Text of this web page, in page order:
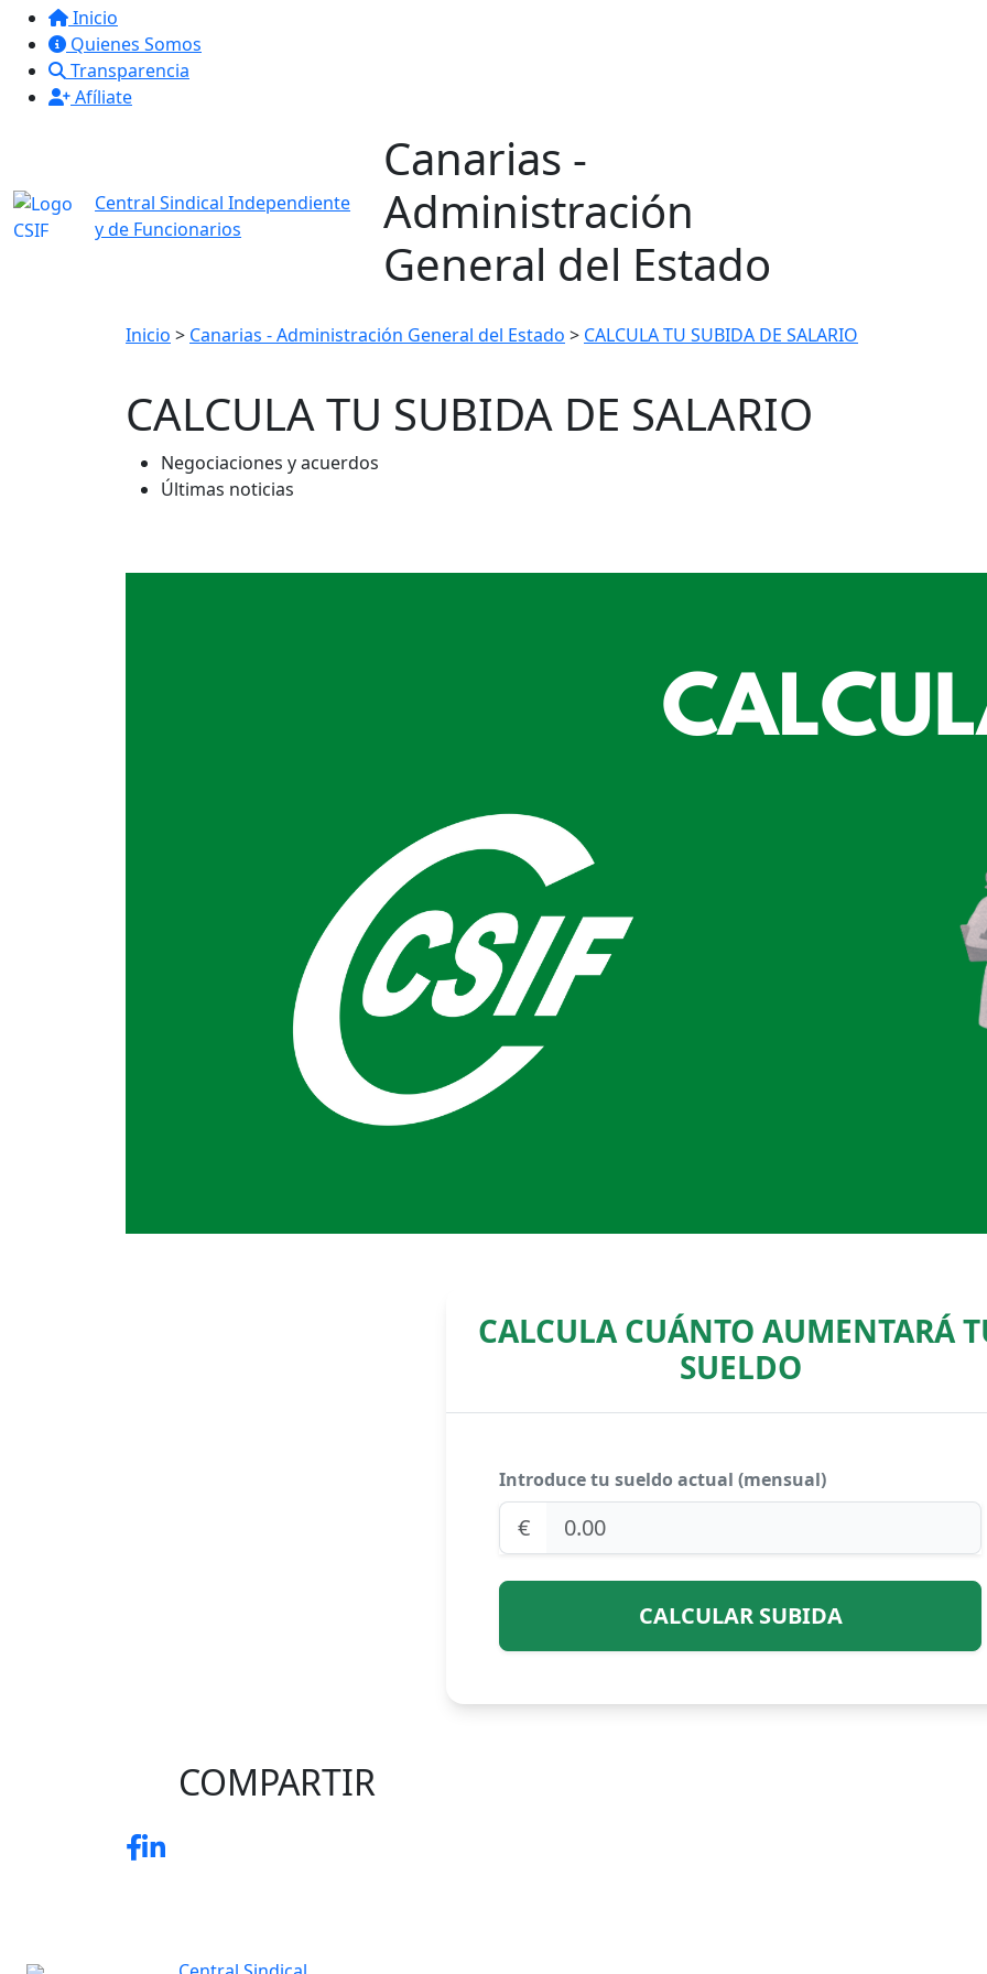
Inicio
Quienes Somos
Transparencia
Afíliate
Central Sindical Independiente
y de Funcionarios
Canarias -
Administración
General del Estado
Inicio > Canarias - Administración General del Estado > CALCULA TU SUBIDA DE SALARIO
CALCULA TU SUBIDA DE SALARIO
Negociaciones y acuerdos
Últimas noticias
CALCULA CUÁNTO AUMENTARÁ
SUELDO
Introduce tu sueldo actual (mensual)
€
CALCULAR SUBIDA
COMPARTIR